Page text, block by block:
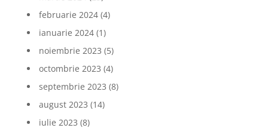
februarie 2024(4)
ianuarie 2024(1)
noiembrie 2023 (5)
octombrie 2023 (4)
septembrie 2023 (8)
august 2023 (14)
iulie 2023 (8)